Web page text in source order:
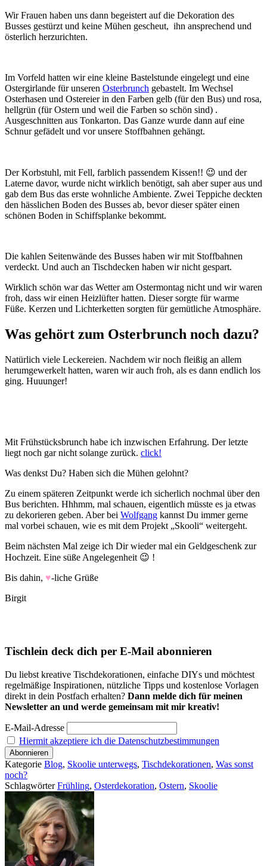
Wir Frauen haben uns dann begeistert auf die Dekoration des
Busses gestürzt und keine Mühen gescheut, ihn ansprechend und
österlich herzurichten.
Im Vorfeld hatten wir eine kleine Bastelstunde eingelegt und eine
Ostergirlande für unseren Osterbrunch gebastelt. Im Wechsel
Osterhasen und Ostereier in den Farben gelb (für den Bus) und rosa,
hellgrün (für Ostern und weil die Farben so schön sind) .
Ausgeschnitten aus Tonkarton. Das Ganze wurde dann auf eine
Schnur gefädelt und vor unsere Stoffbahnen gehängt.
Der Korbstuhl, mit Fell, farblich passendem Kissen!! 😉 und der
Laterne davor, wurde nicht wirklich benötigt, sah aber super aus und
gab dem Bus das erste wohnliche Ambiente. Zwei Teppiche deckten
den hässlichen Boden des Busses ab, bevor dieser später einen
schönen Boden in Schiffsplanke bekommt.
Die kahlen Seitenwände des Busses haben wir mit Stoffbahnen
verdeckt. Und auch an Tischdecken haben wir nicht gespart.
Wirklich schön war das Wetter am Ostermontag nicht und wir waren
froh, dass wir einen Heizlüfter hatten. Dieser sorgte für warme
Füße. Kerzen und Lichterketten sorgten für gemütliche Atmosphäre.
Was gehört zum Osterbrunch noch dazu?
Natürlich viele Leckereien. Nachdem wir noch fleißig an allem
herumgewerkelt hatten, waren wir auch froh, als es dann endlich los
ging. Huuunger!
Mit Frühstücksbrunch habe ich inzwischen Erfahrung. Der letzte
liegt noch gar nicht solange zurück. click!
Was denkst Du? Haben sich die Mühen gelohnt?
Zu einem späteren Zeitpunkt werde ich sicherlich nochmal über den
Bus berichten. Hhhmm, mal schauen, eigentlich müsste es ja etwas
zu dekorieren geben. Aber bei Wolfgang kannst Du immer gerne
mal vorbei schauen, wie es mit dem Projekt „Skooli“ weitergeht.
Beim nächsten Mal zeige ich Dir wieder mal ein Geldgeschenk zur
Hochzeit. Eine süße Angelegenheit 😉 !
Bis dahin, ♥-liche Grüße
Birgit
Tischlein deck dich per E-Mail abonnieren
Du liebst kreative Tischdekorationen, einfache DIYs und möchtest
regelmäßige Inspirationen, nützliche Tipps und kostenlose Vorlagen
direkt in dein Postfach erhalten? Dann melde dich für meinen
Newsletter an und werde gemeinsam mit mir kreativ!
E-Mail-Adresse
Hiermit akzeptiere ich die Datenschutzbestimmungen
Kategorie Blog, Skoolie unterwegs, Tischdekorationen, Was sonst
noch?
SchlagwörterFrühling, Osterdekoration, Ostern, Skoolie